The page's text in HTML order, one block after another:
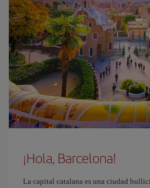
¡Hola, Barcelona!
La capital catalana es una ciudad